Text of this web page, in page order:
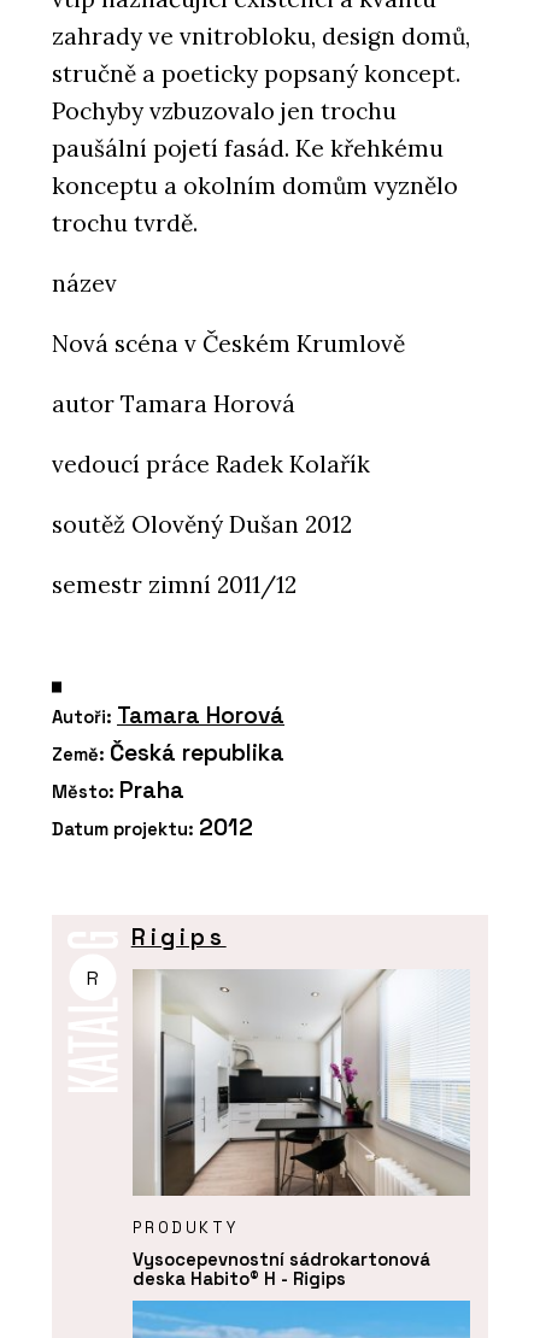
zahrady ve vnitrobloku, design domů,
stručně a poeticky popsaný koncept.
Pochyby vzbuzovalo jen trochu
paušální pojetí fasád. Ke křehkému
konceptu a okolním domům vyznělo
trochu tvrdě.
název
Nová scéna v Českém Krumlově
autor Tamara Horová
vedoucí práce Radek Kolařík
soutěž Olověný Dušan 2012
semestr zimní 2011/12
Autoři: Tamara Horová
Země: Česká republika
Město: Praha
Datum projektu: 2012
R
Rigips
PRODUKTY
Vysocepevnostní sádrokartonová
deska Habito® H - Rigips